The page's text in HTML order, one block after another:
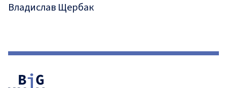
Владислав Щербак